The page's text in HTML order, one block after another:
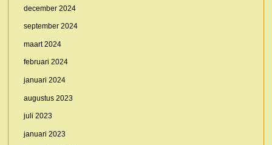
december 2024
september 2024
maart 2024
februari 2024
januari 2024
augustus 2023
juli 2023
januari 2023